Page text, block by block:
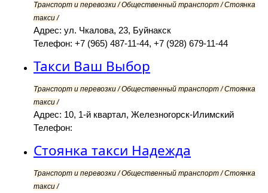
Транспорт и перевозки / Общественный транспорт / Стоянка
такси /
Адрес: ул. Чкалова, 23, Буйнакск
Телефон: +7 (965) 487-11-44, +7 (928) 679-11-44
Такси Ваш Выбор
Транспорт и перевозки / Общественный транспорт / Стоянка
такси /
Адрес: 10, 1-й квартал, Железногорск-Илимский
Телефон:
Стоянка такси Надежда
Транспорт и перевозки / Общественный транспорт / Стоянка
такси /